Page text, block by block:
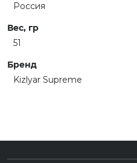
Россия
Вес, гр
51
Бренд
Kizlyar Supreme